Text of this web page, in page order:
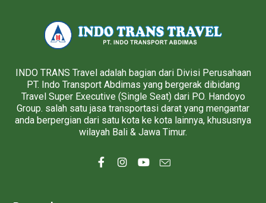
INDO TRANS Travel adalah bagian dari Divisi Perusahaan
PT. Indo Transport Abdimas yang bergerak dibidang
Travel Super Executive (Single Seat) dari PO. Handoyo
Group. salah satu jasa transportasi darat yang mengantar
anda berpergian dari satu kota ke kota lainnya, khususnya
wilayah Bali & Jawa Timur.